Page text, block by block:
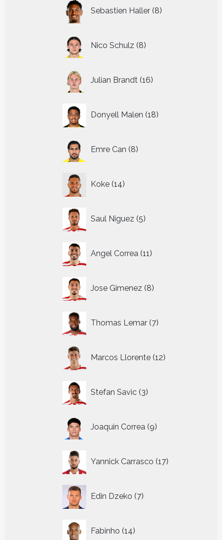
Sebastien Haller 8
producten
Nico Schulz 8
producten
Julian Brandt 16
producten
Donyell Malen 18
producten
Emre Can 8
producten
Koke 14
producten
Saul Niguez 5
producten
Angel Correa 11
producten
Jose Gimenez 8
producten
Thomas Lemar 7
producten
Marcos Llorente 12
producten
Stefan Savic 3
producten
Joaquin Correa 9
producten
Yannick Carrasco 17
producten
Edin Dzeko 7
producten
Fabinho 14
producten